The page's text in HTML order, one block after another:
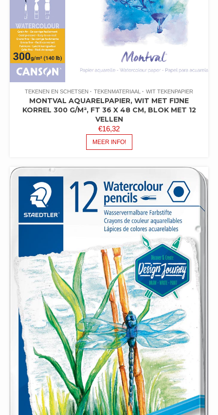
TEKENEN EN SCHETSEN TEKENMATERIAAL WIT TEKENPAPIER
MONTVAL AQUARELPAPIER, WIT MET FIJNE
KORREL 300 G/M², FT 36 X 48 CM, BLOK MET 12
VELLEN
€16,32
MEER INFO!